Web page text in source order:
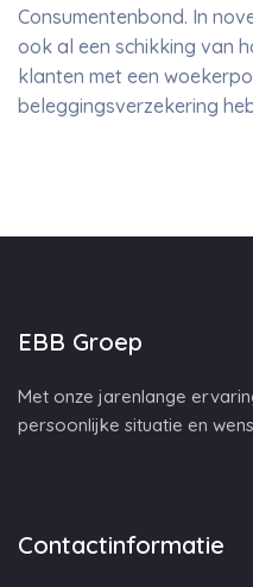
Consumentenbond. In
ook al een schikking van
klanten met een
beleggingsverzekering
EBB Groep
Met onze jarenlange
persoonlijke situatie en
Contactinformatie